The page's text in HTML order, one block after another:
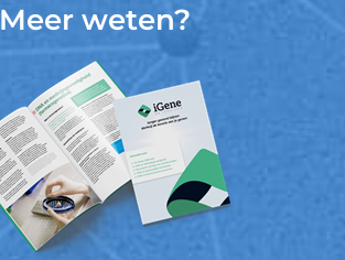
Meer weten?